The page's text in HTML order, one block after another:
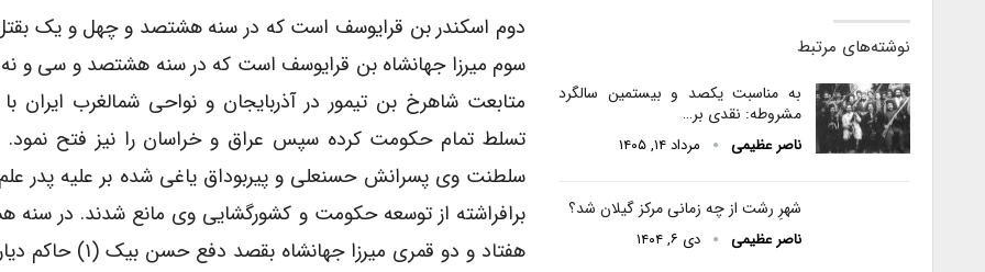
نوشته‌های مرتبط
به مناسبت یکصد و بیستمین سالگرد
مشروطه: نقدی بر…
ناصر عظیمی مرداد ۱۴, ۱۴۰۵
شهرِ رشت از چه زمانی مرکز گیلان شد؟
ناصر عظیمی دی ۶, ۱۴۰۴
دوم اسکندر بن قرایوسف است که در سنه هشتصد و چهل و یک
سوم میرزا جهانشاه بن قرایوسف است که در سنه هشتصد و سی و نه
متابعت شاهرخ بن تیمور در آذربایجان و نواحی شمالغرب ایران
تسلط تمام حکومت کرده سپس عراق و خراسان را نیز فتح نمود.
سلطنت وی پسرانش حسنعلی و پیربوداق یاغی شده بر علیه پدر
برافراشته از توسعه حکومت و کشورگشایی وی مانع شدند. در سنه
هفتاد و دو قمری میرزا جهانشاه بقصد